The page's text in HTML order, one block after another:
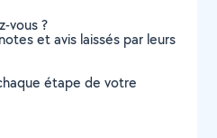
vous ?
et avis laissés par leurs
étape de votre